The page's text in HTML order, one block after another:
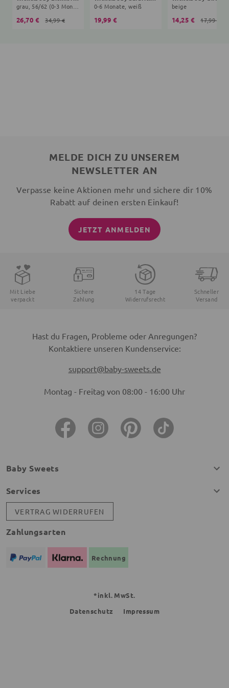
grau, 56/62 (0-3 Monate)
26,70 € 34,99 €
0-6 Monate, weiß
19,99 €
beige
14,25 € 17,99 €
MELDE DICH ZU UNSEREM
NEWSLETTER AN
Verpasse keine Aktionen mehr und sichere dir 10%
Rabatt auf deinen ersten Einkauf!
JETZT ANMELDEN
Mit Liebe
verpackt
Sichere
Zahlung
14 Tage
Widerrufsrecht
Schneller
Versand
Hast du Fragen, Probleme oder Anregungen?
Kontaktiere unseren Kundenservice:
support@baby-sweets.de
Montag - Freitag von 08:00 - 16:00 Uhr
Baby Sweets
Services
VERTRAG WIDERRUFEN
Zahlungsarten
Rechnung
*inkl. MwSt.
Datenschutz
Impressum